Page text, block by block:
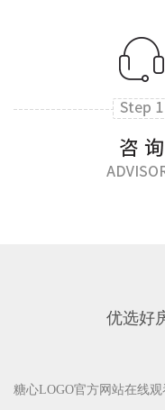
优选好
糖心LOGO官方网站在线观